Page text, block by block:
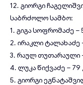
12. გიორგი
საბრძოლო სამბო:
1. გიგა სოფრომაძე –
2. ირაკლი ტალახაძე
3. რაულ თუთარაული
4. ლუკა წიქვაძე – 79
5. გიორგი